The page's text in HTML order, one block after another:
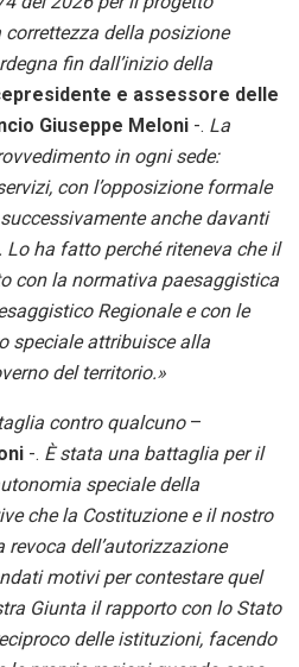
della posizione
fin dall’inizio della
e assessore delle
Giuseppe Meloni -. La
in ogni sede:
con l’opposizione formale
anche davanti
ha fatto perché riteneva che il
con la normativa paesaggistica
Regionale e con le
speciale attribuisce alla
del territorio.»
contro qualcuno–
-. È stata una battaglia per il
speciale della
che la Costituzione e il nostro
dell’autorizzazione
motivi per contestare quel
Giunta il rapporto con lo Stato
delle istituzioni, facendo